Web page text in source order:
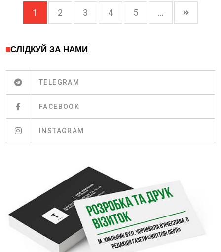
1 2 3 4 5 ...
СЛІДКУЙ ЗА НАМИ
TELEGRAM
FACEBOOK
INSTAGRAM